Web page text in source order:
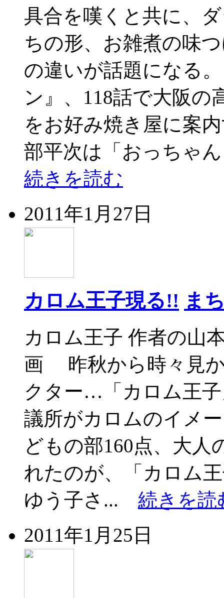
具合を嘆くと共に、
ちの形、お雑煮の味
の違いが話題になる
ン』、118話で大阪の
をお好み焼き屋に案
部平次は「おっちゃ
続きを読む
2011年1月27日
カロム王子現る!! ま
カロム王子 作者の山
画 昨秋から時々見
クター…「カロム王
議所がカロムのイメ
どもの部160点、大人
れたのが、「カロム
ゆう子さ... 続きを読
2011年1月25日